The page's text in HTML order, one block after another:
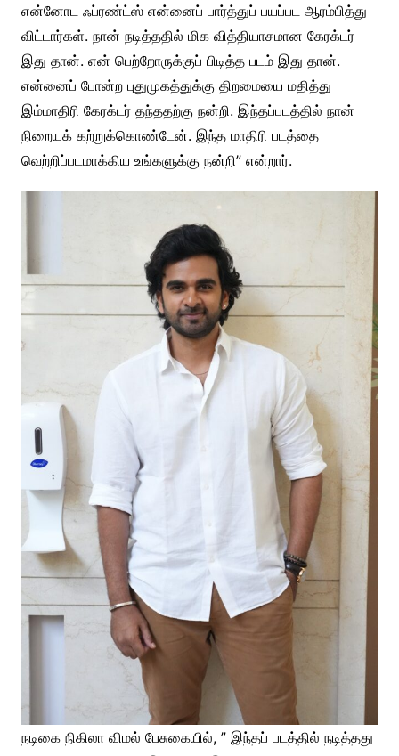
என்னோட ஃப்ரண்ட்ஸ் என்னைப் பார்த்துப் பயப்பட ஆரம்பித்து
விட்டார்கள். நான் நடித்ததில் மிக வித்தியாசமான கேரக்டர்
இது தான். என் பெற்றோருக்குப் பிடித்த படம் இது தான்.
என்னைப் போன்ற புதுமுகத்துக்கு திறமையை மதித்து
இம்மாதிரி கேரக்டர் தந்ததற்கு நன்றி. இந்தப்படத்தில் நான்
நிறையக் கற்றுக்கொண்டேன். இந்த மாதிரி படத்தை
வெற்றிப்படமாக்கிய உங்களுக்கு நன்றி” என்றார்.
நடிகை நிகிலா விமல் பேசுகையில், ” இந்தப் படத்தில் நடித்தது